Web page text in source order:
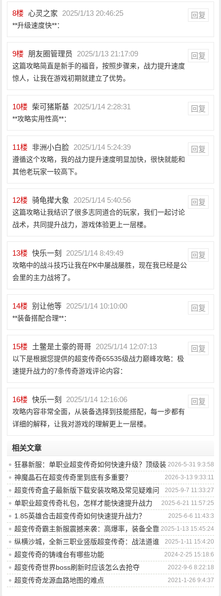
8楼 心灵之家 2025/1/13 20:46:25 回复
**升级速度快**：
9楼 朋友圈管理员 2025/1/13 21:17:09 回复
这篇攻略简直是新手的福音，按照步骤来，战力提升速度
惊人，让我在游戏初期就建立了优势。
10楼 柴可猪斯基 2025/1/14 2:28:31 回复
**攻略实用性高**：
11楼 非洲小白脸 2025/1/14 5:24:39 回复
遵循这个攻略，我的战力提升速度明显加快，很快就能和
其他老玩家一较高下。
12楼 骑龟撵大象 2025/1/14 5:40:56 回复
这篇攻略让我结识了很多志同道合的玩家，我们一起讨论
战术，共同提升战力，游戏体验更上一层楼。
13楼 快乐一刻 2025/1/14 8:49:49 回复
攻略中的战斗技巧让我在PK中屡战屡胜，现在我已经是公
会里的主力战将了。
14楼 别让他等 2025/1/14 10:10:00 回复
**装备搭配合理**：
15楼 土鳖是土豪的哥哥 2025/1/14 12:07:13 回复
以下是根据您提供的超变传奇65535级战力巅峰攻略：极
速提升战力的7条传奇游戏评论内容：
16楼 快乐一刻 2025/1/14 12:16:06 回复
攻略内容非常全面，从装备选择到技能搭配，每一步都有
详细的解释，让我对游戏的理解更上一层楼。
相关文章
2026-5-31 9:3:58
狂暴新服：单职业超变传奇如何快速升级？顶级装
备获取秘技是什么？
2026-3-13 9:33:11
神魔晶石在超变传奇里到底有多重要？
2025-9-7 11:33:27
超变传奇盒子最新版下载安装攻略及常见疑难问
题如何解决？
2025-6-21 11:57:25
单职业超变传奇礼包，怎样才能快速提升战力
问？
2025-6-6 11:43:3
1.85英雄合击超变传奇如何快速提升战力？
2025-1-13 15:45:24
超变传奇霸主新服震撼来袭：高爆率，装备全靠
打卡，横扫四方！
2025-1-11 15:4:20
纵横沙城，全新三职业竖版超变传奇：战法道谁
主沉浮？
2024-2-25 15:18:6
超变传奇的铸魂台有哪些功能
2022-9-6 8:22:18
超变传奇世界boss刷新时应该怎么去抢夺
2021-1-26 9:4:37
超变传奇龙源血路地图的难点